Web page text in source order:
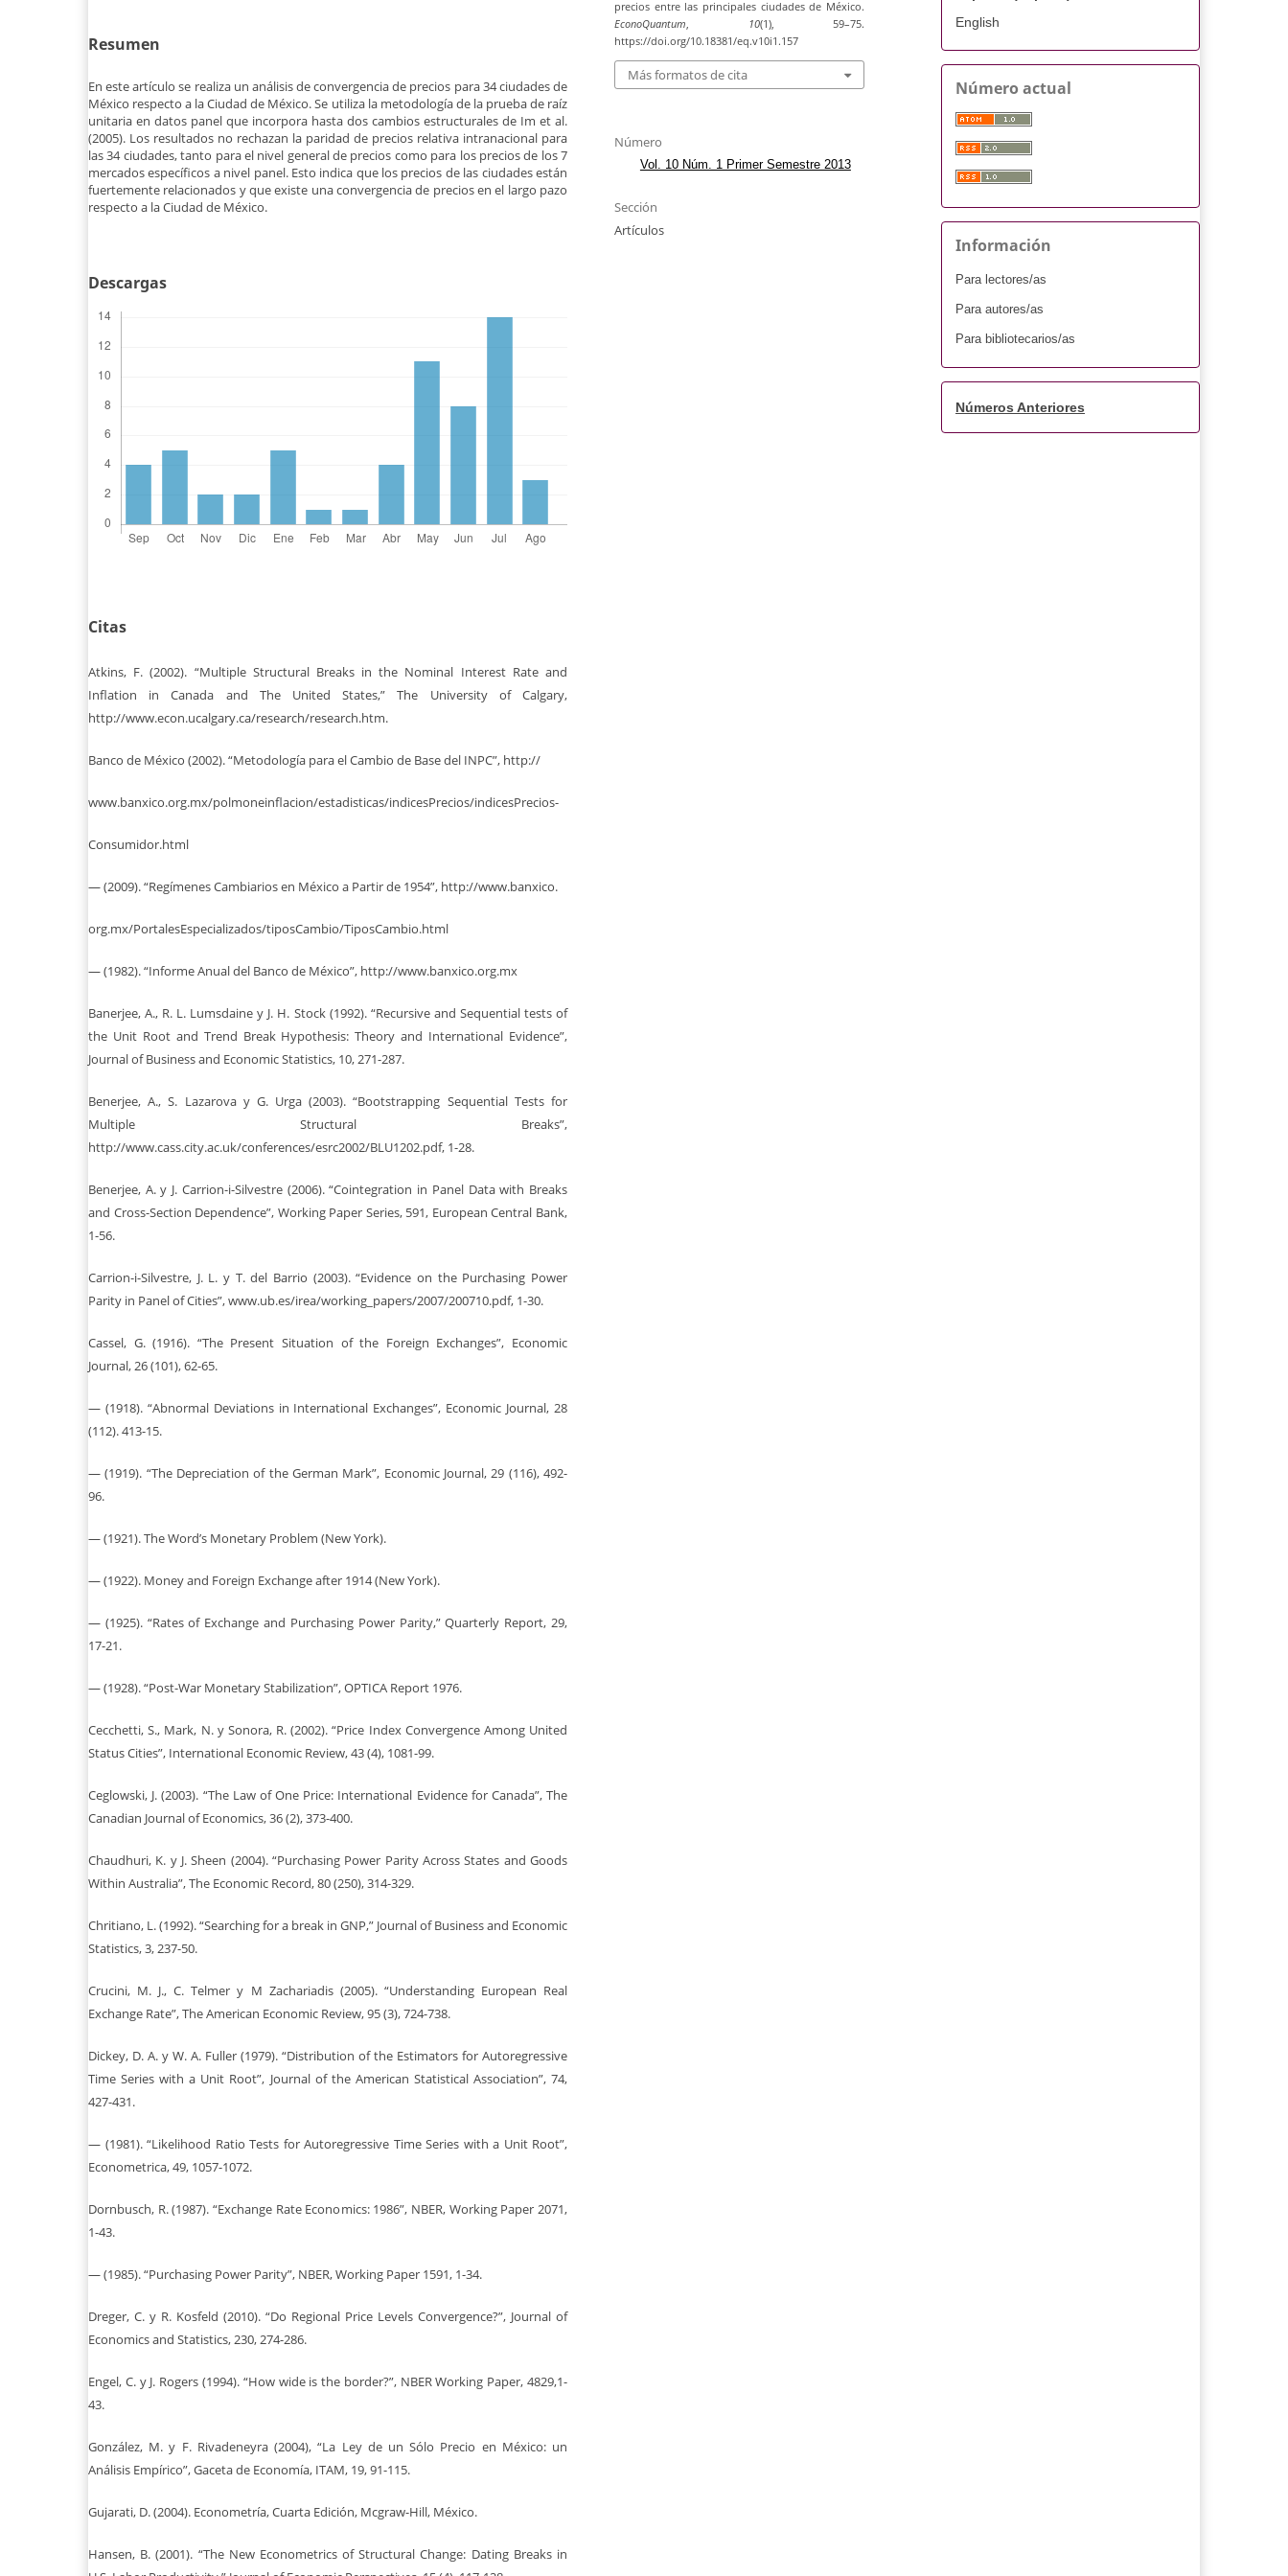
Resumen
En este artículo se realiza un análisis de convergencia de precios para 34 ciudades de
México respecto a la Ciudad de México. Se utiliza la metodología de la prueba de raíz
unitaria en datos panel que incorpora hasta dos cambios estructurales de Im et al.
(2005). Los resultados no rechazan la paridad de precios relativa intranacional para
las 34 ciudades, tanto para el nivel general de precios como para los precios de los 7
mercados específicos a nivel panel. Esto indica que los precios de las ciudades están
fuertemente relacionados y que existe una convergencia de precios en el largo pazo
respecto a la Ciudad de México.
Descargas
Citas
Atkins, F. (2002). “Multiple Structural Breaks in the Nominal Interest Rate and
Inflation in Canada and The United States,” The University of Calgary,
http://www.econ.ucalgary.ca/research/research.htm.
Banco de México (2002). “Metodología para el Cambio de Base del INPC”, http://
www.banxico.org.mx/polmoneinflacion/estadisticas/indicesPrecios/indicesPrecios-
Consumidor.html
— (2009). “Regímenes Cambiarios en México a Partir de 1954”, http://www.banxico.
org.mx/PortalesEspecializados/tiposCambio/TiposCambio.html
— (1982). “Informe Anual del Banco de México”, http://www.banxico.org.mx
Banerjee, A., R. L. Lumsdaine y J. H. Stock (1992). “Recursive and Sequential tests of
the Unit Root and Trend Break Hypothesis: Theory and International Evidence”,
Journal of Business and Economic Statistics, 10, 271-287.
Benerjee, A., S. Lazarova y G. Urga (2003). “Bootstrapping Sequential Tests for
Multiple Structural Breaks”,
http://www.cass.city.ac.uk/conferences/esrc2002/BLU1202.pdf, 1-28.
Benerjee, A. y J. Carrion-i-Silvestre (2006). “Cointegration in Panel Data with Breaks
and Cross-Section Dependence”, Working Paper Series, 591, European Central Bank,
1-56.
Carrion-i-Silvestre, J. L. y T. del Barrio (2003). “Evidence on the Purchasing Power
Parity in Panel of Cities”, www.ub.es/irea/working_papers/2007/200710.pdf, 1-30.
Cassel, G. (1916). “The Present Situation of the Foreign Exchanges”, Economic
Journal, 26 (101), 62-65.
— (1918). “Abnormal Deviations in International Exchanges”, Economic Journal, 28
(112). 413-15.
— (1919). “The Depreciation of the German Mark”, Economic Journal, 29 (116), 492-
96.
— (1921). The Word’s Monetary Problem (New York).
— (1922). Money and Foreign Exchange after 1914 (New York).
— (1925). “Rates of Exchange and Purchasing Power Parity,” Quarterly Report, 29,
17-21.
— (1928). “Post-War Monetary Stabilization”, OPTICA Report 1976.
Cecchetti, S., Mark, N. y Sonora, R. (2002). “Price Index Convergence Among United
Status Cities”, International Economic Review, 43 (4), 1081-99.
Ceglowski, J. (2003). “The Law of One Price: International Evidence for Canada”, The
Canadian Journal of Economics, 36 (2), 373-400.
Chaudhuri, K. y J. Sheen (2004). “Purchasing Power Parity Across States and Goods
Within Australia”, The Economic Record, 80 (250), 314-329.
Chritiano, L. (1992). “Searching for a break in GNP,” Journal of Business and Economic
Statistics, 3, 237-50.
Crucini, M. J., C. Telmer y M Zachariadis (2005). “Understanding European Real
Exchange Rate”, The American Economic Review, 95 (3), 724-738.
Dickey, D. A. y W. A. Fuller (1979). “Distribution of the Estimators for Autoregressive
Time Series with a Unit Root”, Journal of the American Statistical Association”, 74,
427-431.
— (1981). “Likelihood Ratio Tests for Autoregressive Time Series with a Unit Root”,
Econometrica, 49, 1057-1072.
Dornbusch, R. (1987). “Exchange Rate Economics: 1986”, NBER, Working Paper 2071,
1-43.
— (1985). “Purchasing Power Parity”, NBER, Working Paper 1591, 1-34.
Dreger, C. y R. Kosfeld (2010). “Do Regional Price Levels Convergence?”, Journal of
Economics and Statistics, 230, 274-286.
Engel, C. y J. Rogers (1994). “How wide is the border?”, NBER Working Paper, 4829,1-
43.
González, M. y F. Rivadeneyra (2004), “La Ley de un Sólo Precio en México: un
Análisis Empírico”, Gaceta de Economía, ITAM, 19, 91-115.
Gujarati, D. (2004). Econometría, Cuarta Edición, Mcgraw-Hill, México.
Hansen, B. (2001). “The New Econometrics of Structural Change: Dating Breaks in
precios entre las principales ciudades de México.
EconoQuantum, 10(1), 59–75.
https://doi.org/10.18381/eq.v10i1.157
Más formatos de cita
Número
Vol. 10 Núm. 1 Primer Semestre 2013
Sección
Artículos
English
Número actual
Información
Para lectores/as
Para autores/as
Para bibliotecarios/as
Números Anteriores